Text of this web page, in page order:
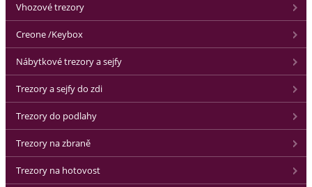
Vhozové trezory
Creone /Keybox
Nábytkové trezory a sejfy
Trezory a sejfy do zdi
Trezory do podlahy
Trezory na zbraně
Trezory na hotovost